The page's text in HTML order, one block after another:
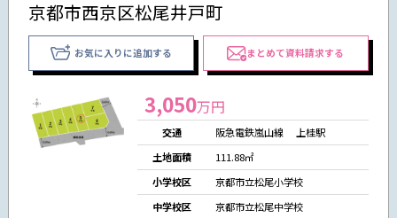
京都市西京区松尾井戸町
お気に入りに追加する まとめて資料請求する
3,050万円
交通
阪急電鉄嵐山線 上桂駅
土地面積
111.88㎡
小学校区
京都市立松尾小学校
中学校区
京都市立松尾中学校